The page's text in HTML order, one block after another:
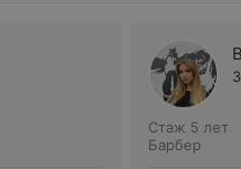
Стаж 5 лет
Барбер